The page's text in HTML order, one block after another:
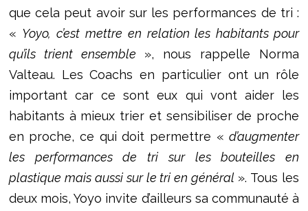
que cela peut avoir sur les performances de tri :
« Yoyo, c’est mettreen relation les habitants pour
qu’ils trient ensemble », nous rappelle Norma
Valteau. Les Coachs en particulier ont un rôle
important car ce sont eux qui vont aider les
habitants à mieux trier et sensibiliser de proche
en proche, ce qui doit permettre «d’augmenter
les performances de tri sur les bouteilles en
plastique mais aussi sur le tri en général ». Tous les
deux mois, Yoyo invite d’ailleurs sa communauté à